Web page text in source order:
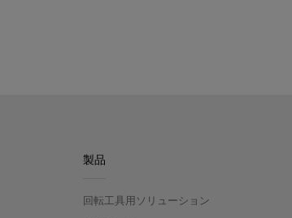
製品
回転工具用ソリューション